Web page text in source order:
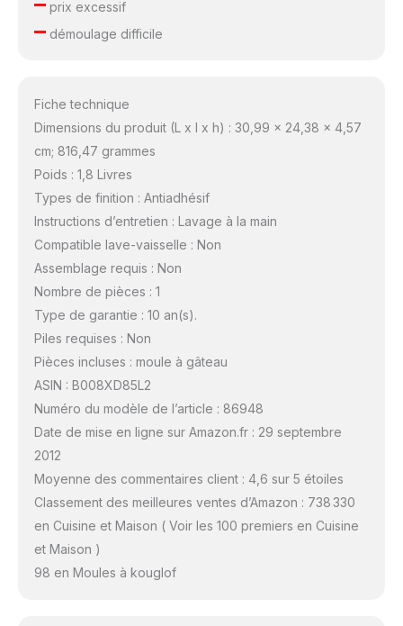
prix excessif
–démoulage difficile
Fiche technique
Dimensions du produit (L x l x h) : 30,99 x 24,38 x 4,57
cm; 816,47 grammes
Poids : 1,8 Livres
Types de finition : Antiadhésif
Instructions d’entretien : Lavage à la main
Compatible lave-vaisselle : Non
Assemblage requis : Non
Nombre de pièces : 1
Type de garantie : 10 an(s).
Piles requises : Non
Pièces incluses : moule à gâteau
ASIN : B008XD85L2
Numéro du modèle de l’article : 86948
Date de mise en ligne sur Amazon.fr : 29 septembre
2012
Moyenne des commentaires client : 4,6 sur 5 étoiles
Classement des meilleures ventes d’Amazon : 738 330
en Cuisine et Maison ( Voir les 100 premiers en Cuisine
et Maison )
98 en Moules à kouglof